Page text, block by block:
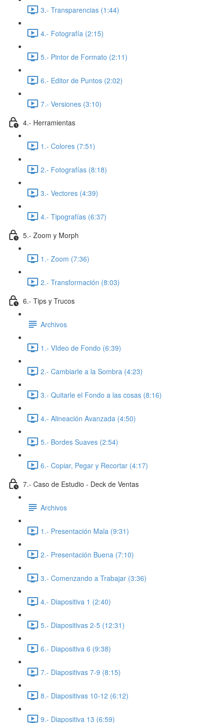
3.- Transparencias (1:44)
4.- Fotografía (2:15)
5.- Pintor de Formato (2:11)
6.- Editor de Puntos (2:02)
7.- Versiones (3:10)
4.- Herramientas
1.- Colores (7:51)
2.- Fotografías (8:18)
3.- Vectores (4:39)
4.- Tipografías (6:37)
5.- Zoom y Morph
1.- Zoom (7:36)
2.- Transformación (8:03)
6.- Tips y Trucos
Archivos
1.- VIdeo de Fondo (6:39)
2.- Cambiarle a la Sombra (4:23)
3.- Quitarle el Fondo a las cosas (8:16)
4.- Alineación Avanzada (4:50)
5.- Bordes Suaves (2:54)
6.- Copiar, Pegar y Recortar (4:17)
7.- Caso de Estudio - Deck de Ventas
Archivos
1.- Presentación Mala (9:31)
2.- Presentación Buena (7:10)
3.- Comenzando a Trabajar (3:36)
4.- Diapositiva 1 (2:40)
5.- Diapositivas 2-5 (12:31)
6.- Diapositiva 6 (9:38)
7.- Diapositivas 7-9 (8:15)
8.- Diapositivas 10-12 (6:12)
9.- Diapositiva 13 (6:59)